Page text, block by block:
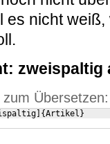
es nicht
zweispaltig
Übersetzen:
{Artikel }